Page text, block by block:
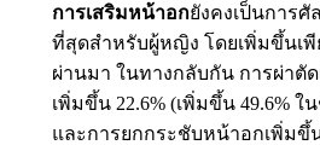
การเสริมหน้าอกยังคงเป็นการ
ที่สุดสำหรับผู้หญิง โดยเพิ่มขึ้นเพี
ผ่านมา ในทางกลับกัน การผ่าตั
เพิ่มขึ้น 22.6% (เพิ่มขึ้น 49.6% ใ
และการยกกระชับหน้าอกเพิ่มขึ้